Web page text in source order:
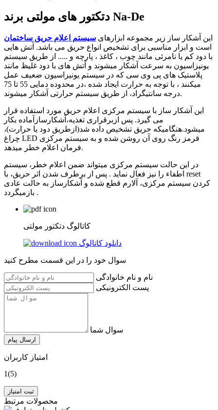
دتکتور های مولتی برند Na-De
این آشکار ساز زیر مجموعه ابزارهای سیستم اعلام حریق ساختمان
است و ابزار مناسبی برای تشخیص انواع حریق می باشد. آتش هایی
با دود کم یا نامرئی مانند چوب ، کاغذ ، پارچه و ..... از طریق سیستم
یونیزاسیون به سرعت آشکار میشوند و آتش های با دود غلیظ مانند
پلاستیک های پی وی سی که در سیستم یونیزاسیون ضعیف عمل
میکنند ، با توجه به حرارت ایجاد شده ،در محدوده دمایی 55 تا 75
درجه سانتیگراد، از طریق سیستم حرارتی آشکار میشوند.
این آشکار ساز با سیستم مرکزی اعلام حریق مورد استفاده قرار
می گیرد. پس ازبرقراری تغذیه،آشکارسازآماده بکار
میشود.هنگامیکه حریق تشخیص داده شد(ازطریق دود یا حرارت)،
چراغ LED قرمز رنگ روی آن روشن شده و به سیستم مرکزی
فرمان اعلام خطر میدهد.
در این حالت سیستم مرکزی میتواند ضمن اعلام خطر، سیستم
اطفاء را نیز فعال نماید . پس از برطرف شدن اثر حریق، با reset
کردن سیستم مرکزی، آلارم قطع شده و آشکارساز به حالت عادی
بازمیگردد .
کاتالوگ دتکتور مولتی
دانلود کاتالوگ
سوال خود را در این قسمت مطرح کنید
نام و نام خانوادگی
پست الکترونیکی
سوال شما
ارسال پیام
امتیاز کاربران
1(5)
ثبت امتیاز
محصولات مرتبط